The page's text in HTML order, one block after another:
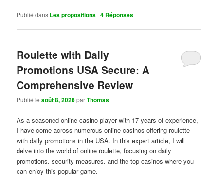
Publié dans Les propositions |4 Réponses
Roulette with Daily
Promotions USA Secure: A
Comprehensive Review
Publié leaoût 8, 2026parThomas
As a seasoned online casino player with 17 years of experience,
I have come across numerous online casinos offering roulette
with daily promotions in the USA. In this expert article, I will
delve into the world of online roulette, focusing on daily
promotions, security measures, and the top casinos where you
can enjoy this popular game.